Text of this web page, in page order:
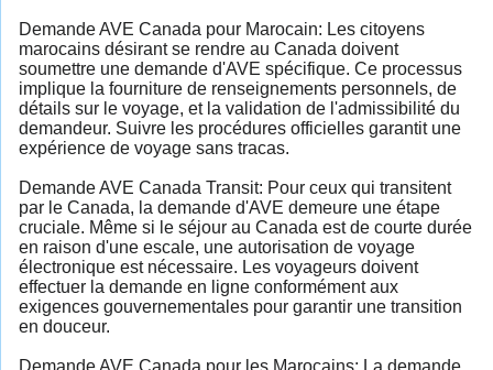
Demande AVE Canada pour Marocain: Les citoyens
marocains désirant se rendre au Canada doivent
soumettre une demande d'AVE spécifique. Ce processus
implique la fourniture de renseignements personnels, de
détails sur le voyage, et la validation de l'admissibilité du
demandeur. Suivre les procédures officielles garantit une
expérience de voyage sans tracas.
Demande AVE Canada Transit: Pour ceux qui transitent
par le Canada, la demande d'AVE demeure une étape
cruciale. Même si le séjour au Canada est de courte durée
en raison d'une escale, une autorisation de voyage
électronique est nécessaire. Les voyageurs doivent
effectuer la demande en ligne conformément aux
exigences gouvernementales pour garantir une transition
en douceur.
Demande AVE Canada pour les Marocains: La demande